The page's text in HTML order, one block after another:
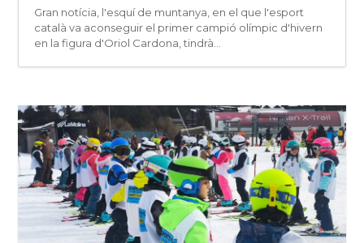
Gran notícia, l'esquí de muntanya, en el que l'esport
català va aconseguir el primer campió olímpic d'hivern
en la figura d'Oriol Cardona, tindrà...